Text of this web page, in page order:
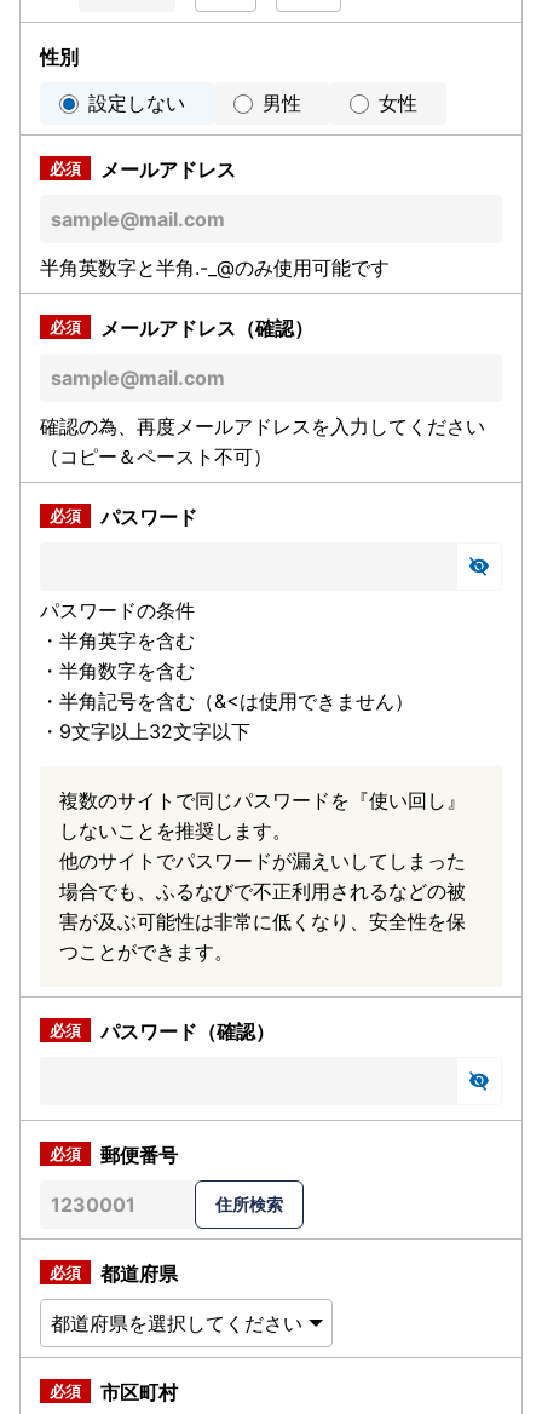
性別
設定しない
男性 女性
メールアドレス
半角英数字と半角.-_@のみ使用可能です
メールアドレス（確認）
確認の為、再度メールアドレスを入力してください
（コピー＆ペースト不可）
パスワード
パスワードの条件
・半角英字を含む
・半角数字を含む
・半角記号を含む（&<は使用できません）
・9文字以上32文字以下
複数のサイトで同じパスワードを『使い回し』
しないことを推奨します。
他のサイトでパスワードが漏えいしてしまった
場合でも、ふるなびで不正利用されるなどの被
害が及ぶ可能性は非常に低くなり、安全性を保
つことができます。
パスワード（確認）
郵便番号
都道府県
市区町村